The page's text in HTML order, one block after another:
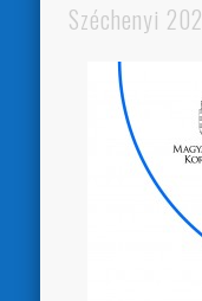
Széchenyi